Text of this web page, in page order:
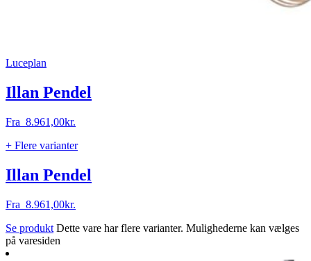
Luceplan
Illan Pendel
Fra 8.961,00kr.
+ Flere varianter
Illan Pendel
Fra 8.961,00kr.
Se produkt Dette vare har flere varianter. Mulighederne kan vælges
på varesiden